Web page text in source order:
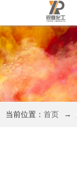
当前位置：首页 →